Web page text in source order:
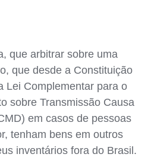
que arbitrar sobre uma
que desde a Constituição
Lei Complementar para o
sobre Transmissão Causa
em casos de pessoas
tenham bens em outros
inventários fora do Brasil.